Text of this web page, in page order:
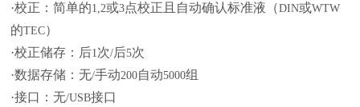
·校正：简单的1,2或3点校正且自动确认标准液（DIN或WTW
的TEC）
·校正储存：后1次/后5次
·数据存储：无/手动200自动5000组
·接口：无/USB接口